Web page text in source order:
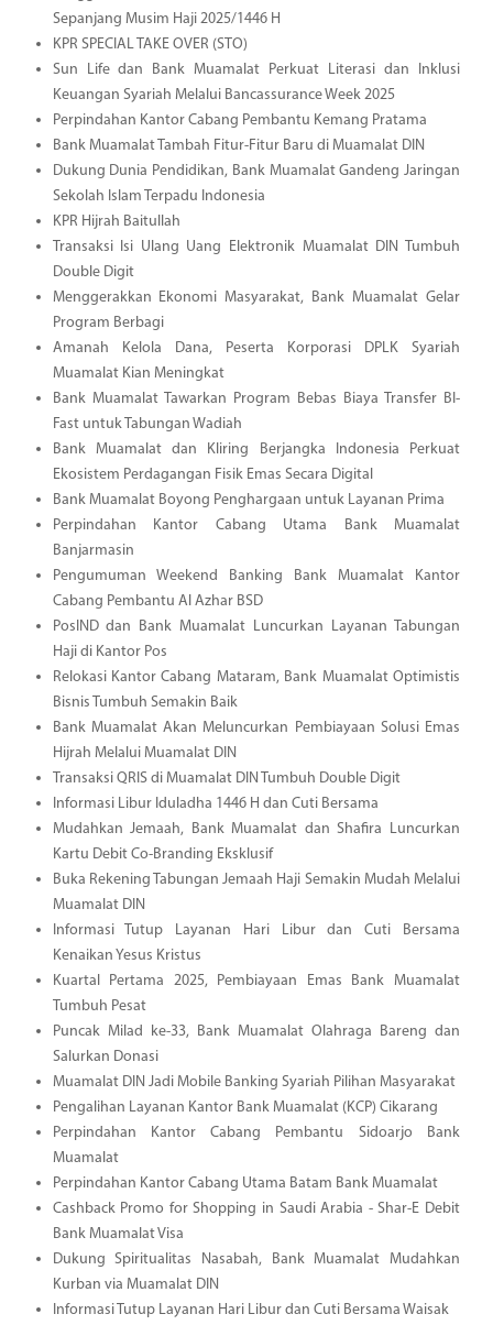
Sepanjang Musim Haji 2025/1446 H
KPR SPECIAL TAKE OVER (STO)
Sun Life dan Bank Muamalat Perkuat Literasi dan Inklusi
Keuangan Syariah Melalui Bancassurance Week 2025
Perpindahan Kantor Cabang Pembantu Kemang Pratama
Bank Muamalat Tambah Fitur-Fitur Baru di Muamalat DIN
Dukung Dunia Pendidikan, Bank Muamalat Gandeng Jaringan
Sekolah Islam Terpadu Indonesia
KPR Hijrah Baitullah
Transaksi Isi Ulang Uang Elektronik Muamalat DIN Tumbuh
Double Digit
Menggerakkan Ekonomi Masyarakat, Bank Muamalat Gelar
Program Berbagi
Amanah Kelola Dana, Peserta Korporasi DPLK Syariah
Muamalat Kian Meningkat
Bank Muamalat Tawarkan Program Bebas Biaya Transfer BI-
Fast untuk Tabungan Wadiah
Bank Muamalat dan Kliring Berjangka Indonesia Perkuat
Ekosistem Perdagangan Fisik Emas Secara Digital
Bank Muamalat Boyong Penghargaan untuk Layanan Prima
Perpindahan Kantor Cabang Utama Bank Muamalat
Banjarmasin
Pengumuman Weekend Banking Bank Muamalat Kantor
Cabang Pembantu Al Azhar BSD
PosIND dan Bank Muamalat Luncurkan Layanan Tabungan
Haji di Kantor Pos
Relokasi Kantor Cabang Mataram, Bank Muamalat Optimistis
Bisnis Tumbuh Semakin Baik
Bank Muamalat Akan Meluncurkan Pembiayaan Solusi Emas
Hijrah Melalui Muamalat DIN
Transaksi QRIS di Muamalat DIN Tumbuh Double Digit
Informasi Libur Iduladha 1446 H dan Cuti Bersama
Mudahkan Jemaah, Bank Muamalat dan Shafira Luncurkan
Kartu Debit Co-Branding Eksklusif
Buka Rekening Tabungan Jemaah Haji Semakin Mudah Melalui
Muamalat DIN
Informasi Tutup Layanan Hari Libur dan Cuti Bersama
Kenaikan Yesus Kristus
Kuartal Pertama 2025, Pembiayaan Emas Bank Muamalat
Tumbuh Pesat
Puncak Milad ke-33, Bank Muamalat Olahraga Bareng dan
Salurkan Donasi
Muamalat DIN Jadi Mobile Banking Syariah Pilihan Masyarakat
Pengalihan Layanan Kantor Bank Muamalat (KCP) Cikarang
Perpindahan Kantor Cabang Pembantu Sidoarjo Bank
Muamalat
Perpindahan Kantor Cabang Utama Batam Bank Muamalat
Cashback Promo for Shopping in Saudi Arabia - Shar-E Debit
Bank Muamalat Visa
Dukung Spiritualitas Nasabah, Bank Muamalat Mudahkan
Kurban via Muamalat DIN
Informasi Tutup Layanan Hari Libur dan Cuti Bersama Waisak